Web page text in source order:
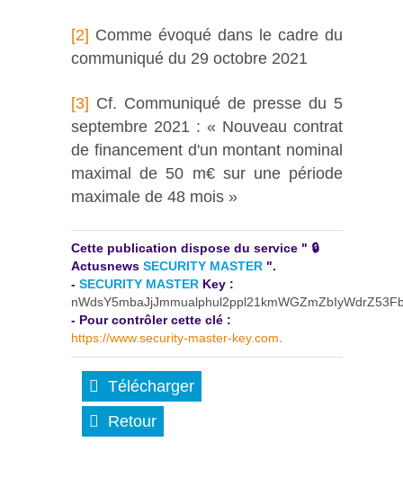
[2] Comme évoqué dans le cadre du
communiqué du 29 octobre 2021
[3] Cf. Communiqué de presse du 5
septembre 2021 : « Nouveau contrat
de financement d'un montant nominal
maximal de 50 m€ sur une période
maximale de 48 mois »
Cette publication dispose du service " 🔒
Actusnews SECURITY MASTER ".
- SECURITY MASTER Key :
- Pour contrôler cette clé :
https://www.security-master-key.com
Télécharger
Retour